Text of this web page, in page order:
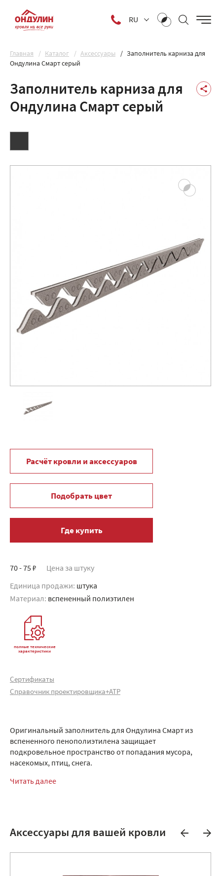
RU
Главная Каталог Аксессуары
Заполнитель карниза для
Ондулина Смарт серый
Заполнитель карниза для
Ондулина Смарт серый
Расчёт кровли и аксессуаров
Подобрать цвет
Где купить
70 - 75 ₽ Цена за штуку
Единица продажи: штука
Материал: вспененный полиэтилен
полные технические
характеристики
Сертификаты
Справочник проектировщика+АТР
Оригинальный заполнитель для Ондулина Смарт из
вспененного пенополиэтилена защищает
подкровельное пространство от попадания мусора,
насекомых, птиц, снега.
Читать далее
Аксессуары для вашей кровли